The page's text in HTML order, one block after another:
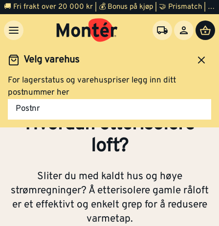
🚚 Fri frakt over 20 000 kr | 💰 Bonus på kjøp | 🤝 Prismatch | ⭐ 100% fornøyd garanti | 🏪 140 byggevarehus
Velg varehus
For lagerstatus og varehuspriser legg inn ditt
postnummer her
Postnr
Inspirasjon Isolasjon
Hvordan etterisolere
loft?
Sliter du med kaldt hus og høye
strømregninger? Å etterisolere gamle råloft
er et effektivt og enkelt grep for å redusere
varmetap.